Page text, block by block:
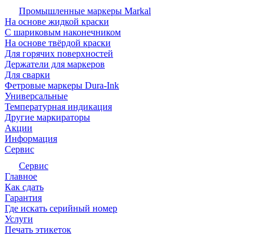
Промышленные маркеры Markal
На основе жидкой краски
С шариковым наконечником
На основе твёрдой краски
Для горячих поверхностей
Держатели для маркеров
Для сварки
Фетровые маркеры Dura-Ink
Универсальные
Температурная индикация
Другие маркираторы
Акции
Информация
Сервис
Сервис
Главное
Как сдать
Гарантия
Где искать серийный номер
Услуги
Печать этикеток